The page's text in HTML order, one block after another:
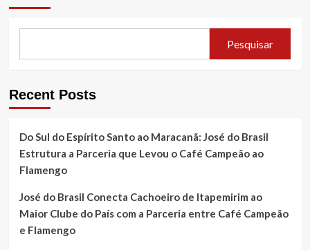
Pesquisar
Recent Posts
Do Sul do Espírito Santo ao Maracanã: José do Brasil
Estrutura a Parceria que Levou o Café Campeão ao
Flamengo
José do Brasil Conecta Cachoeiro de Itapemirim ao
Maior Clube do País com a Parceria entre Café Campeão
e Flamengo